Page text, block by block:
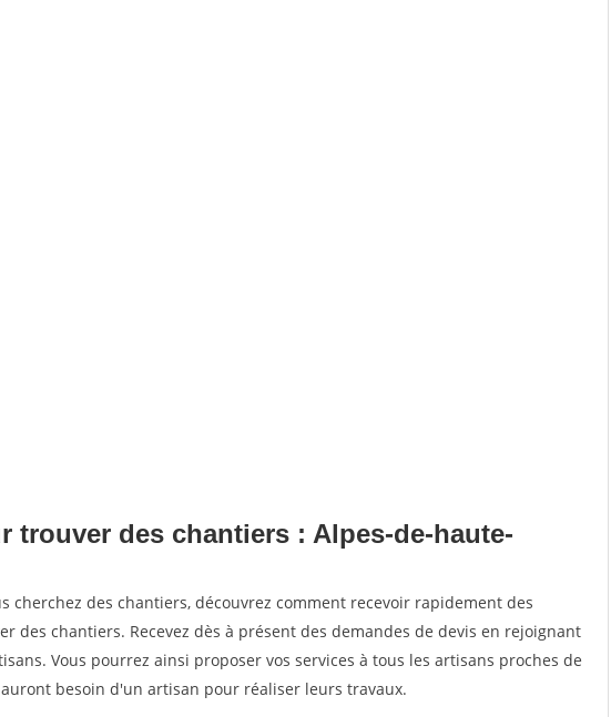
trouver des chantiers : Alpes-de-haute-
cherchez des chantiers, découvrez comment recevoir rapidement des
des chantiers. Recevez dès à présent des demandes de devis en rejoignant
Vous pourrez ainsi proposer vos services à tous les artisans proches de
besoin d'un artisan pour réaliser leurs travaux.